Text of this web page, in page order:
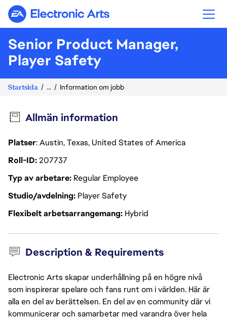
Electronic Arts
Senior Product Manager,
Player Safety
Startsida ... Information om jobb
Allmän information
Platser: Austin, Texas, United States of America
Roll-ID207737
Typ av arbetare Regular Employee
Studio/avdelning Player Safety
Flexibelt arbetsarrangemang Hybrid
Description & Requirements
Electronic Arts skapar underhållning på en högre nivå
som inspirerar spelare och fans runt om i världen. Här är
alla en del av berättelsen. En del av en community där vi
kommunicerar och samarbetar med varandra över hela